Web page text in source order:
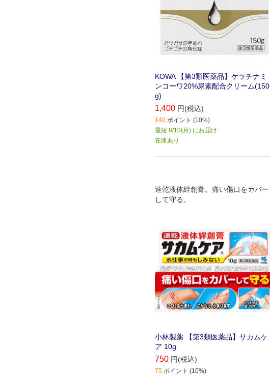
KOWA 【第3類医薬品】ケラチナミ
ンコーワ20%尿素配合クリーム(150
g)
1,400 円(税込)
140 ポイント (10%)
最短 8/10(月) にお届け
在庫あり
速乾液体絆創膏。痛い傷口をカバー
して守る。
小林製薬 【第3類医薬品】サカムケ
ア 10g
750 円(税込)
75 ポイント (10%)